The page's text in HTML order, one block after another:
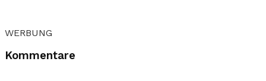
WERBUNG
Kommentare